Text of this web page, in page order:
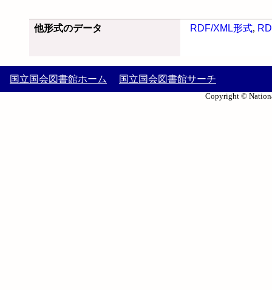
他形式のデータ RDF/XML形式,
国立国会図書館ホーム 国立国会図書館サーチ
Copyright ©